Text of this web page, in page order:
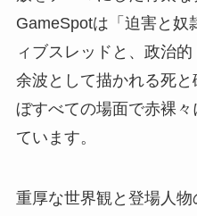
GameSpotは「迫害と奴
ィブスレッドと、政治
余波として描かれる死
ぼすべての場面で赤裸
ています。
重厚な世界観と登場人